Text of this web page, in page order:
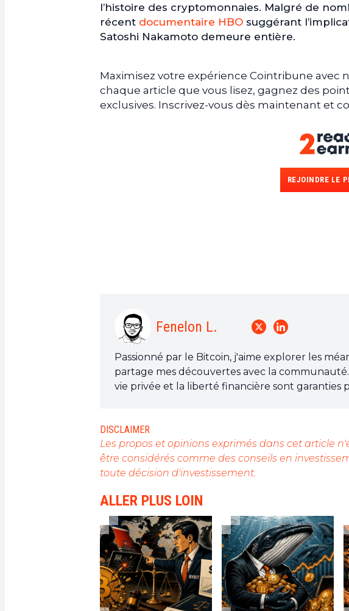
l’histoire des cryptomonnaies. Malgré de
récent documentaire HBO suggérant
Satoshi Nakamoto demeure entière.
Maximisez votre expérience Cointribune avec
chaque article que vous lisez, gagnez des
exclusives. Inscrivez-vous dès maintenant et
REJOINDRE LE
Fenelon L.
Passionné par le Bitcoin, j'aime explorer les
partage mes découvertes avec la
vie privée et la liberté financière sont
DISCLAIMER
Les propos et opinions exprimés dans cet article
être considérés comme des conseils en
toute décision d'investissement.
ALLER PLUS LOIN